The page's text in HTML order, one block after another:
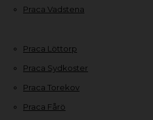
Praca Vadstena
Praca Löttorp
Praca Sydkoster
Praca Torekov
Praca Fårö